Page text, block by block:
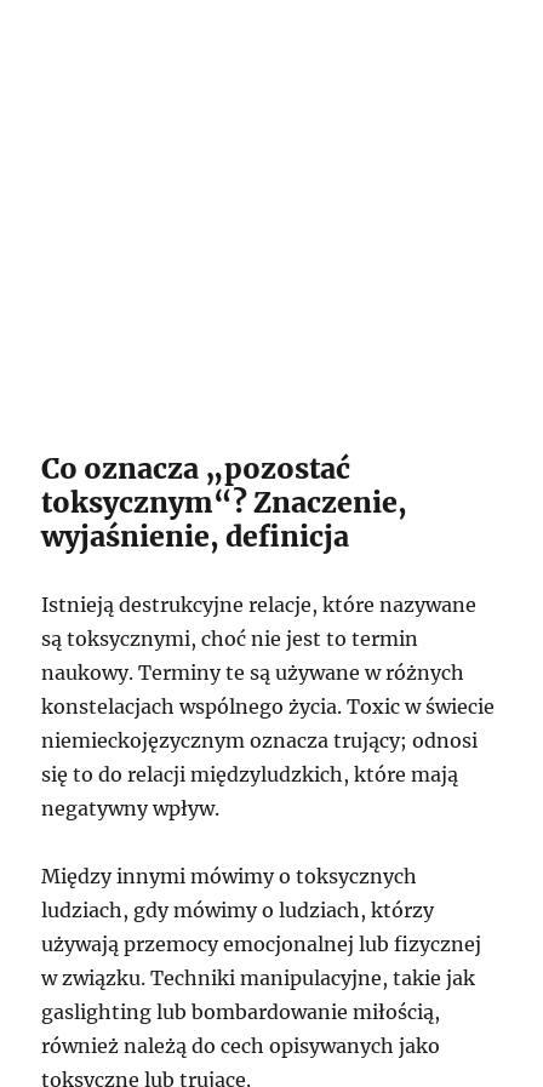
Co oznacza „pozostać
toksycznym“? Znaczenie,
wyjaśnienie, definicja
Istnieją destrukcyjne relacje, które nazywane
są toksycznymi, choć nie jest to termin
naukowy. Terminy te są używane w różnych
konstelacjach wspólnego życia. Toxic w świecie
niemieckojęzycznym oznacza trujący; odnosi
się to do relacji międzyludzkich, które mają
negatywny wpływ.
Między innymi mówimy o toksycznych
ludziach, gdy mówimy o ludziach, którzy
używają przemocy emocjonalnej lub fizycznej
w związku. Techniki manipulacyjne, takie jak
gaslighting lub bombardowanie miłością,
również należą do cech opisywanych jako
toksyczne lub trujące.